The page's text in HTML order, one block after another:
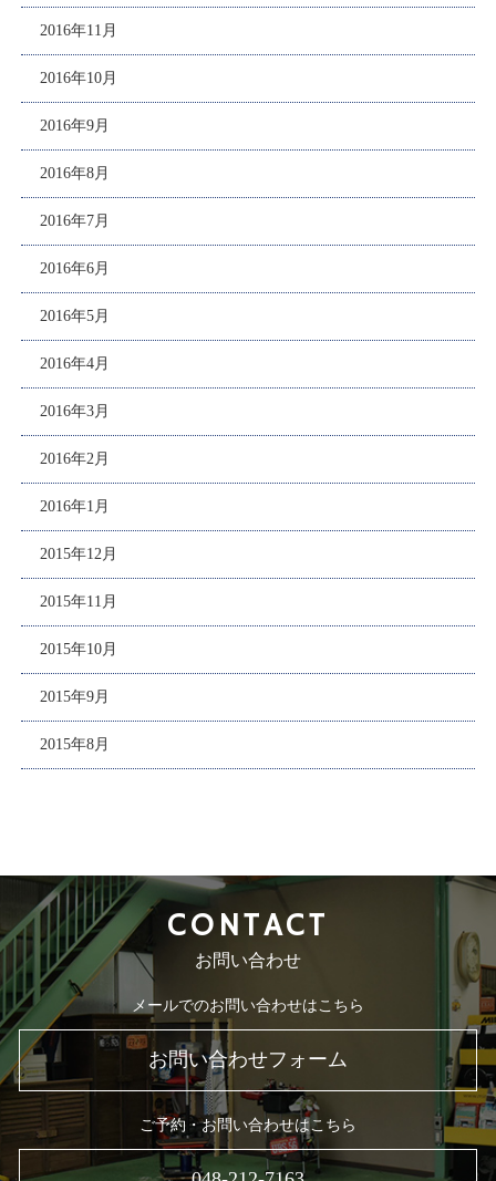
2016年11月
2016年10月
2016年9月
2016年8月
2016年7月
2016年6月
2016年5月
2016年4月
2016年3月
2016年2月
2016年1月
2015年12月
2015年11月
2015年10月
2015年9月
2015年8月
CONTACT
お問い合わせ
メールでのお問い合わせはこちら
お問い合わせフォーム
ご予約・お問い合わせはこちら